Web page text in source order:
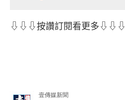
⇩⇩⇩按讚訂閱看更多⇩⇩⇩